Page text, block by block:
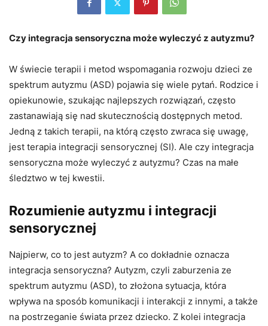
Czy integracja sensoryczna może wyleczyć z autyzmu?
W świecie terapii i metod wspomagania rozwoju dzieci ze
spektrum autyzmu (ASD) pojawia się wiele pytań. Rodzice i
opiekunowie, szukając najlepszych rozwiązań, często
zastanawiają się nad skutecznością dostępnych metod.
Jedną z takich terapii, na którą często zwraca się uwagę,
jest terapia integracji sensorycznej (SI). Ale czy integracja
sensoryczna może wyleczyć z autyzmu? Czas na małe
śledztwo w tej kwestii.
Rozumienie autyzmu i integracji
sensorycznej
Najpierw, co to jest autyzm? A co dokładnie oznacza
integracja sensoryczna? Autyzm, czyli zaburzenia ze
spektrum autyzmu (ASD), to złożona sytuacja, która
wpływa na sposób komunikacji i interakcji z innymi, a także
na postrzeganie świata przez dziecko. Z kolei integracja